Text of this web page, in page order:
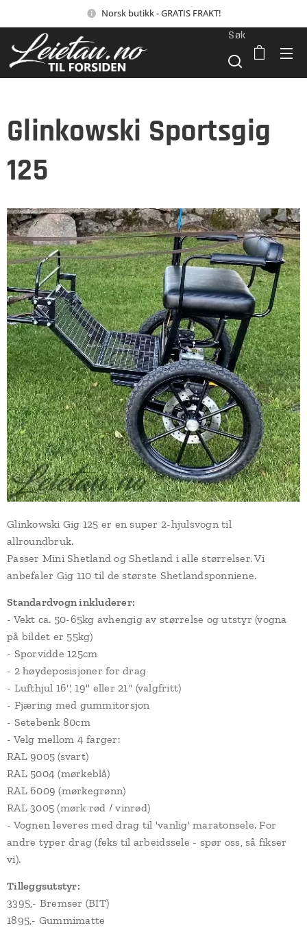
Norsk butikk - GRATIS FRAKT!
Søk
Glinkowski Sportsgig
125
Glinkowski Gig 125 er en super 2-hjulsvogn til
allroundbruk.
Passer Mini Shetland og Shetland i alle størrelser. Vi
anbefaler Gig 110 til de største Shetlandsponniene.
Standardvogn inkluderer:
- Vekt ca. 50-65kg avhengig av størrelse og utstyr (vogna
på bildet er 55kg)
- Sporvidde 125cm
- 2 høydeposisjoner for drag
- Lufthjul 16'', 19'' eller 21'' (valgfritt)
- Fjæring med gummitorsjon
- Setebenk 80cm
- Velg mellom 4 farger:
RAL 9005 (svart)
RAL 5004 (mørkeblå)
RAL 6009 (mørkegrønn)
RAL 3005 (mørk rød / vinrød)
- Vognen leveres med drag til 'vanlig' maratonsele. For
andre typer drag (feks til arbeidssele - spør oss, så fikser
vi).
Tilleggsutstyr:
3395,- Bremser (BIT)
1895,- Gummimatte